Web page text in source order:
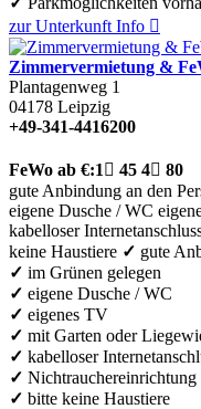
zur Unterkunft Info 
Zimmervermietung &
Plantagenweg 1
04178 Leipzig
+49-341-4416200
FeWo ab €:1  45 4 80
gute Anbindung an den
eigene Dusche / WC
kabelloser
keine Haustiere ✓ gute
✓ im Grünen gelegen
✓ eigene Dusche / WC
✓ eigenes TV
✓ mit Garten oder
✓ kabelloser
✓ Nichtrauchereinrichtung
✓ bitte keine Haustiere